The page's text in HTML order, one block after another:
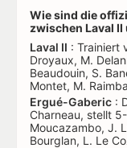
Wie sind die
zwischen Laval
Laval II : Trainiert
Droyaux, M.
Beaudouin, S.
Montet, M.
Ergué-Gaberic :
Charneau, stellt
Moucazambo, J.
Bourglan, L. Le